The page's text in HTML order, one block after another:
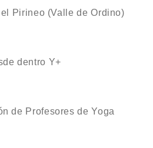
Pirineo (Valle de Ordino)
dentro Y+
de Profesores de Yoga